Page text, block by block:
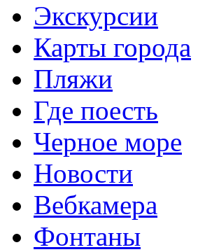
Экскурсии
Карты города
Пляжи
Где поесть
Черное море
Новости
Вебкамера
Фонтаны